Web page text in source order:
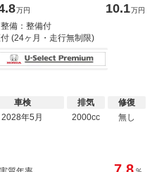
万円 10.1万円
備：整備付
(24ヶ月・走行無制限)
車検
2028年5月
排気
2000cc
修復
無し